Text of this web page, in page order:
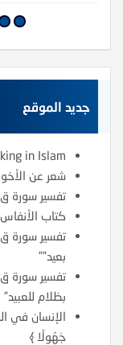
جديد الموقع
in Islam
شعر عن
تفسير سورة ق : 1- قوله تعالى: (ق والقرآن
كتاب الأنفاس
بعيد””
بظلام للعبيد”
جَهُولًا ﴾